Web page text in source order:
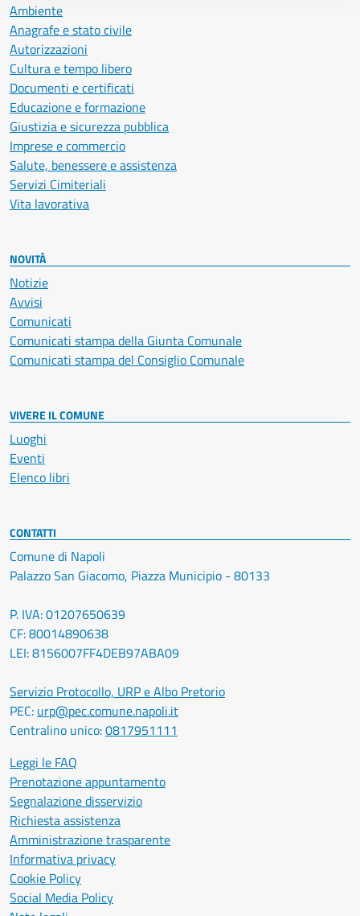
Ambiente
Anagrafe e stato civile
Autorizzazioni
Cultura e tempo libero
Documenti e certificati
Educazione e formazione
Giustizia e sicurezza pubblica
Imprese e commercio
Salute, benessere e assistenza
Servizi Cimiteriali
Vita lavorativa
NOVITÀ
Notizie
Avvisi
Comunicati
Comunicati stampa della Giunta Comunale
Comunicati stampa del Consiglio Comunale
VIVERE IL COMUNE
Luoghi
Eventi
Elenco libri
CONTATTI
Comune di Napoli
Palazzo San Giacomo, Piazza Municipio - 80133
P. IVA: 01207650639
CF: 80014890638
LEI: 8156007FF4DEB97ABA09
Servizio Protocollo, URP e Albo Pretorio
PEC: urp@pec.comune.napoli.it
Centralino unico:0817951111
Leggi le FAQ
Prenotazione appuntamento
Segnalazione disservizio
Richiesta assistenza
Amministrazione trasparente
Informativa privacy
Cookie Policy
Social Media Policy